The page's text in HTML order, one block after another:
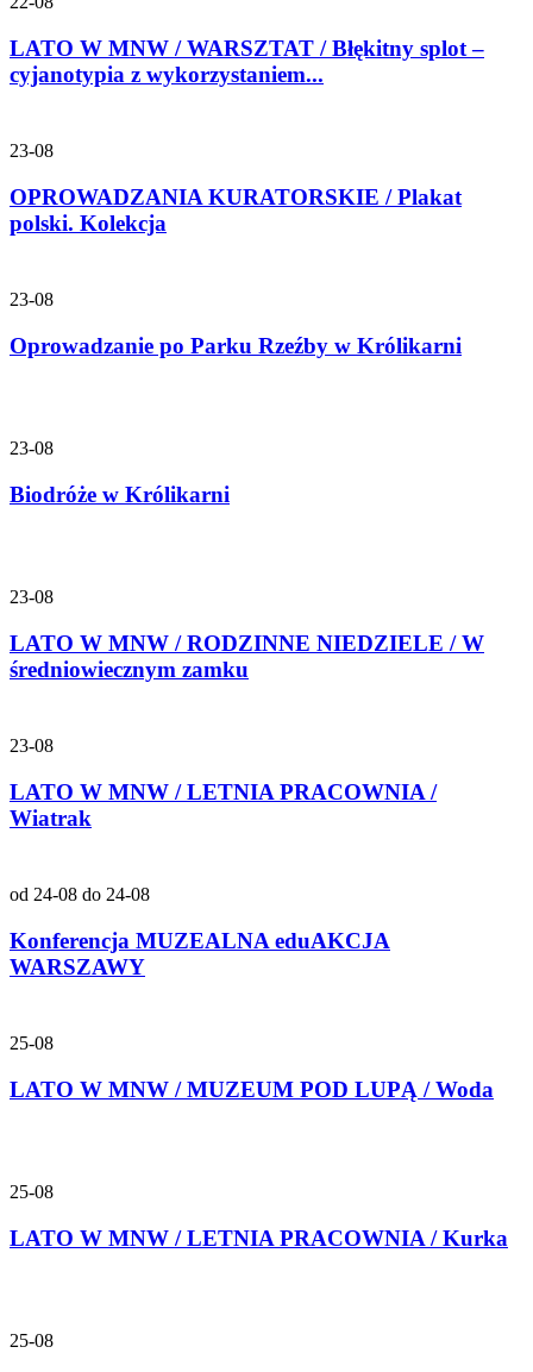
LATO W MNW / WARSZTAT / Błękitny splot –
cyjanotypia z wykorzystaniem...
23-08
OPROWADZANIA KURATORSKIE / Plakat
polski. Kolekcja
23-08
Oprowadzanie po Parku Rzeźby w Królikarni
23-08
Biodróże w Królikarni
23-08
LATO W MNW / RODZINNE NIEDZIELE / W
średniowiecznym zamku
23-08
LATO W MNW / LETNIA PRACOWNIA /
Wiatrak
od 24-08 do 24-08
Konferencja MUZEALNA eduAKCJA
WARSZAWY
25-08
LATO W MNW / MUZEUM POD LUPĄ / Woda
25-08
LATO W MNW / LETNIA PRACOWNIA / Kurka
25-08